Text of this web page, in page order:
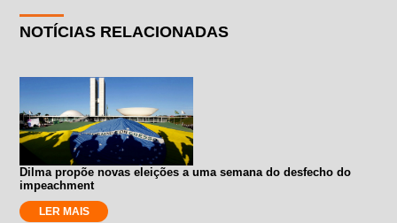
NOTÍCIAS RELACIONADAS
Dilma propõe novas eleições a uma semana do desfecho do
impeachment
LER MAIS